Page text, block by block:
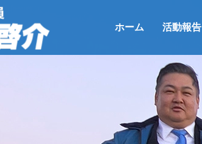
ホーム 活動報告